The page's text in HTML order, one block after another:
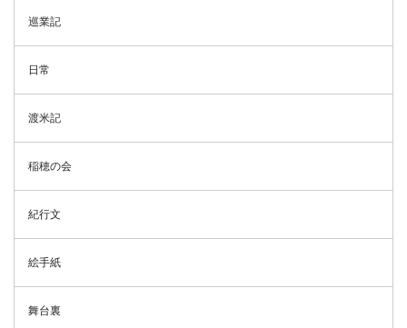
巡業記
日常
渡米記
稲穂の会
紀行文
絵手紙
舞台裏